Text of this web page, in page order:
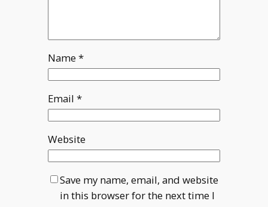
Name*
Email *
Website
Save my name, email, and website
in this browser for the next time I